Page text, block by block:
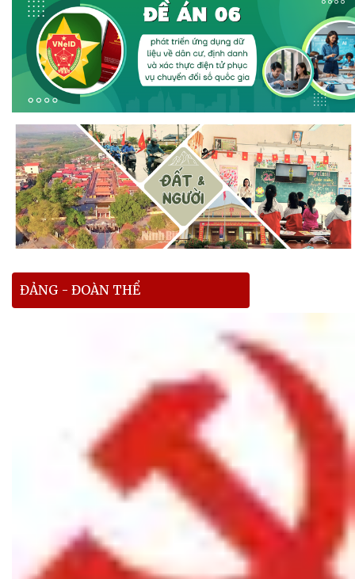
ĐẢNG - ĐOÀN THỂ